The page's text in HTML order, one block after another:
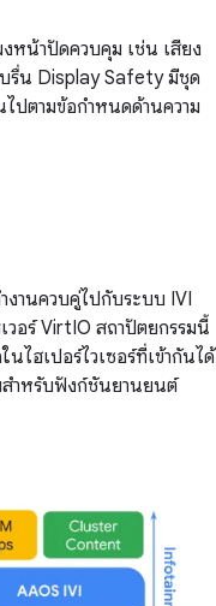
หน้าปัดควบคุม เช่น เสียง
บรื่น Display Safety มีชุด
ปตามข้อกำหนดด้านความ
านควบคู่ไปกับระบบ IVI
อร์ VirtIO สถาปัตยกรรมนี้
ไฮเปอร์ไวเซอร์ที่เข้ากันได้
สำหรับฟังก์ชันยานยนต์